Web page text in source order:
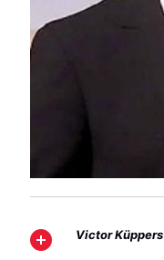
Victor Küppers